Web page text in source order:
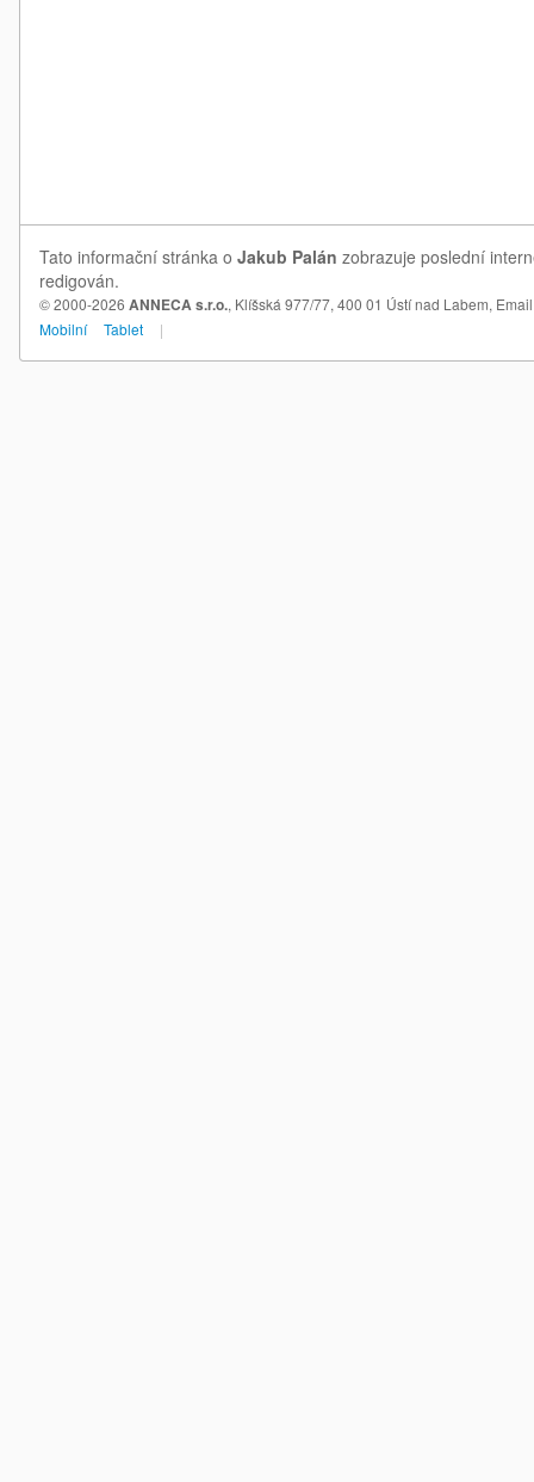
Tato informační stránka o Jakub Palán zobrazuje poslední
redigován.
© 2000-2026 ANNECA s.r.o., Klíšská 977/77, 400 01 Ústí nad Labem,
Mobilní
Tablet |